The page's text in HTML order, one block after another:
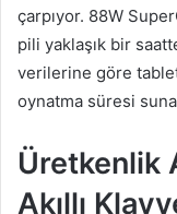
çarpıyor. 88W
pili yaklaşık bir
verilerine göre
oynatma süresi
Üretkenlik
Akıllı